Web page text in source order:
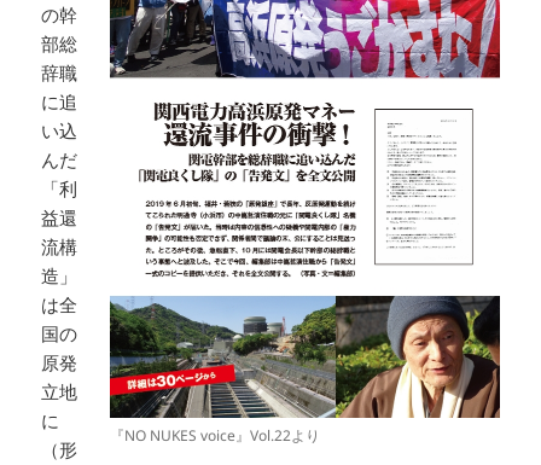
『NO NUKES voice』Vol.22より
の幹
部総
辞職
に追
い込
んだ
「利
益還
流構
造」
は全
国の
原発
立地
に
（形